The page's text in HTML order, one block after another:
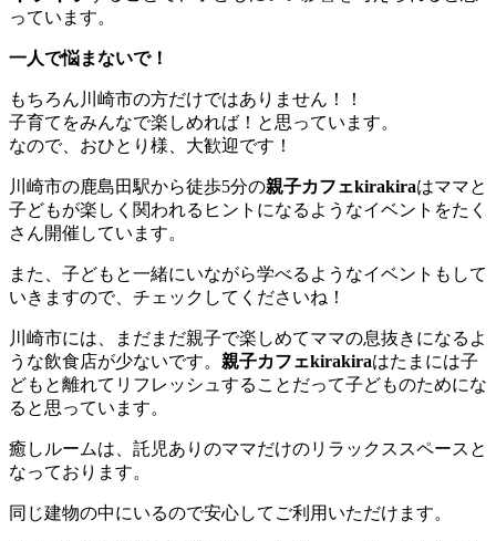
っています。
一人で悩まないで！
もちろん川崎市の方だけではありません！！
子育てをみんなで楽しめれば！と思っています。
なので、おひとり様、大歓迎です！
川崎市の鹿島田駅から徒歩5分の親子カフェkirakiraはママと
子どもが楽しく関われるヒントになるようなイベントをたく
さん開催しています。
また、子どもと一緒にいながら学べるようなイベントもして
いきますので、チェックしてくださいね！
川崎市には、まだまだ親子で楽しめてママの息抜きになるよ
うな飲食店が少ないです。 親子カフェkirakiraはたまには子
どもと離れてリフレッシュすることだって子どものためにな
ると思っています。
癒しルームは、託児ありのママだけのリラックススペースと
なっております。
同じ建物の中にいるので安心してご利用いただけます。